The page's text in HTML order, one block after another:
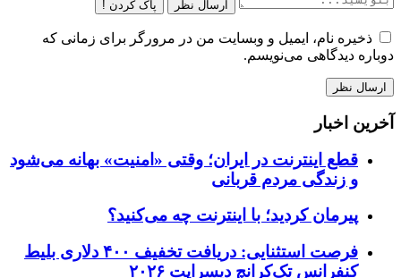
ارسال نظر پاک کردن !
ذخیره نام، ایمیل و وبسایت من در مرورگر برای زمانی که
دوباره دیدگاهی می‌نویسم.
آخرین اخبار
قطع اینترنت در ایران؛ وقتی «امنیت» بهانه می‌شود
و زندگی مردم قربانی
پیرمان کردید؛ با اینترنت چه می‌کنید؟
فرصت استثنایی: دریافت تخفیف ۴۰۰ دلاری بلیط
کنفرانس تک‌کرانچ دیسراپت ۲۰۲۶